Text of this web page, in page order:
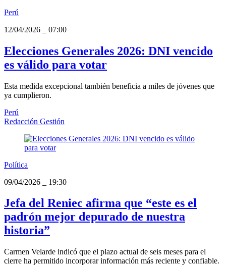
Perú
12/04/2026
07:00
Elecciones Generales 2026: DNI vencido
es válido para votar
Esta medida excepcional también beneficia a miles de jóvenes que
ya cumplieron.
Perú
Redacción Gestión
Política
09/04/2026
19:30
Jefa del Reniec afirma que “este es el
padrón mejor depurado de nuestra
historia”
Carmen Velarde indicó que el plazo actual de seis meses para el
cierre ha permitido incorporar información más reciente y confiable.